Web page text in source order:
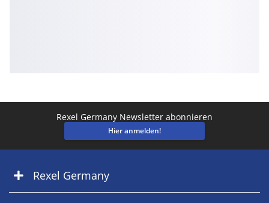
Rexel Germany Newsletter abonnieren
Hier anmelden!
Rexel Germany